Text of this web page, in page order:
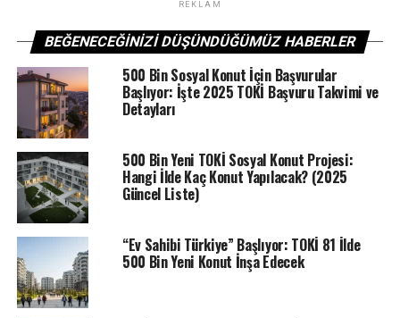
başvurabilecek. Bu tarihten sonra yapılacak borç
kapatmalarında indirimden yararlanılamayacak.
Kampanyadan yararlanma şartları
İndirimden faydalanacak konut ve iş yeri alıcılarının,
başvuru tarihi itibarıyla TOKİ’ye ödemekle yükümlü
oldukları aidat ve herhangi bir borçlarının bulunmaması
gerekiyor.
Kampanyadan, geri ödeme taksidi 2018 sonuna kadar
başlamış konut ve iş yerlerinin sahipleri yararlanacak.
İndirim kampanyasına taksit sayısı 12 ay ve daha az
kalan projeler dahil edilmedi.
REKLAM
BEĞENECEĞINIZI DÜŞÜNDÜĞÜMÜZ HABERLER
500 Bin Sosyal Konut İçin Başvurular
Başlıyor: İşte 2025 TOKİ Başvuru Takvimi ve
Detayları
500 Bin Yeni TOKİ Sosyal Konut Projesi:
Hangi İlde Kaç Konut Yapılacak? (2025
Güncel Liste)
“Ev Sahibi Türkiye” Başlıyor: TOKİ 81 İlde
500 Bin Yeni Konut İnşa Edecek